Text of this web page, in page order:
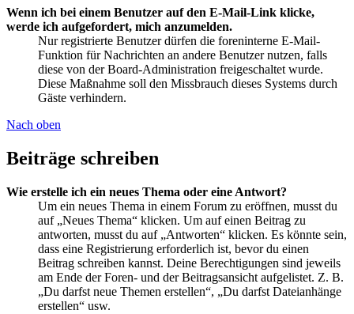
Wenn ich bei einem Benutzer auf den E-Mail-Link klicke,
werde ich aufgefordert, mich anzumelden.
Nur registrierte Benutzer dürfen die foreninterne E-Mail-
Funktion für Nachrichten an andere Benutzer nutzen, falls
diese von der Board-Administration freigeschaltet wurde.
Diese Maßnahme soll den Missbrauch dieses Systems durch
Gäste verhindern.
Nach oben
Beiträge schreiben
Wie erstelle ich ein neues Thema oder eine Antwort?
Um ein neues Thema in einem Forum zu eröffnen, musst du
auf „Neues Thema“ klicken. Um auf einen Beitrag zu
antworten, musst du auf „Antworten“ klicken. Es könnte sein,
dass eine Registrierung erforderlich ist, bevor du einen
Beitrag schreiben kannst. Deine Berechtigungen sind jeweils
am Ende der Foren- und der Beitragsansicht aufgelistet. Z. B.
„Du darfst neue Themen erstellen“, „Du darfst Dateianhänge
erstellen“ usw.